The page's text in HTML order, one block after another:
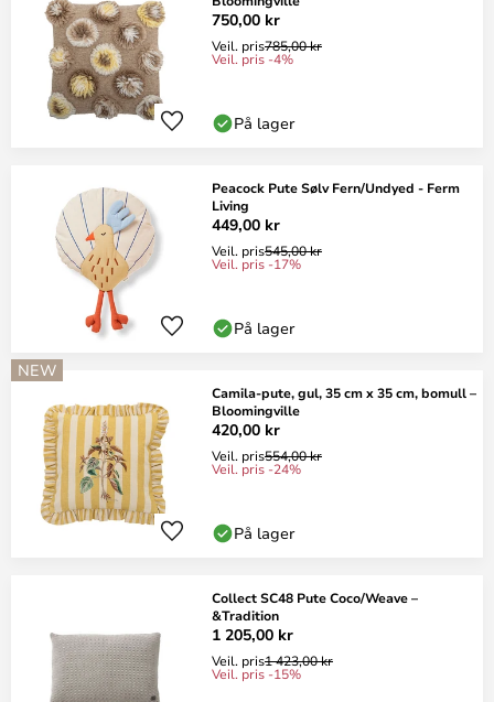
750,00 kr
Veil. pris785,00 kr
Veil. pris -4%
På lager
Peacock Pute Sølv Fern/Undyed - Ferm
Living
449,00 kr
Veil. pris545,00 kr
Veil. pris -17%
På lager
NEW
Camila-pute, gul, 35 cm x 35 cm, bomull –
Bloomingville
420,00 kr
Veil. pris554,00 kr
Veil. pris -24%
På lager
Collect SC48 Pute Coco/Weave –
&Tradition
1 205,00 kr
Veil. pris1 423,00 kr
Veil. pris -15%